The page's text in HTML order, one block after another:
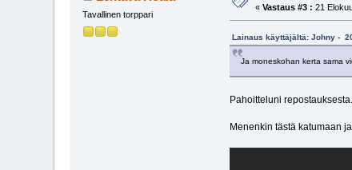
Tavallinen torppari
«Vastaus #3 : 21
Lainaus käyttäjältä: Johny -
Ja moneskohan kerta sama
Pahoitteluni
Menenkin tästä katumaan